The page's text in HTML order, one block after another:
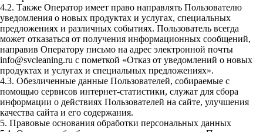
4.2. Также Оператор имеет право направлять Пользователю
уведомления о новых продуктах и услугах, специальных
предложениях и различных событиях. Пользователь всегда
может отказаться от получения информационных сообщений,
направив Оператору письмо на адрес электронной почты
info@svcleaning.ru с пометкой «Отказ от уведомлений о новых
продуктах и услугах и специальных предложениях».
4.3. Обезличенные данные Пользователей, собираемые с
помощью сервисов интернет-статистики, служат для сбора
информации о действиях Пользователей на сайте, улучшения
качества сайта и его содержания.
5. Правовые основания обработки персональных данных